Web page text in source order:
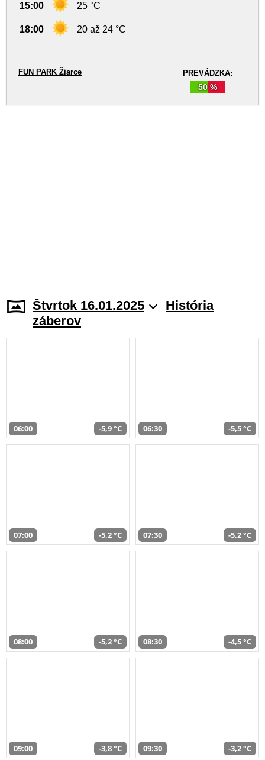
15:00 25 °C
18:00 20 až 24 °C
PREVÁDZKA:
50 %
FUN PARK Žiarce
Štvrtok 16.01.2025
História
záberov
06:00 -5,9 °C 06:30 -5,5 °C
07:00 -5,2 °C 07:30 -5,2 °C
08:00 -5,2 °C 08:30 -4,5 °C
09:00 -3,8 °C 09:30 -3,2 °C